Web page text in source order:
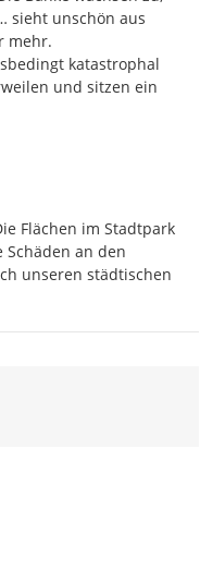
sieht unschön aus
mehr.
katastrophal
und sitzen ein
Flächen im Stadtpark
an den
unseren städtischen